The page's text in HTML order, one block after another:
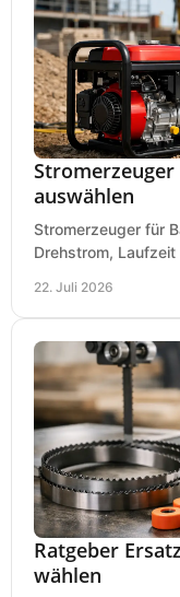
auswählen
Stromerzeuger für
Drehstrom,
22. Juli 2026
Ratgeber
wählen